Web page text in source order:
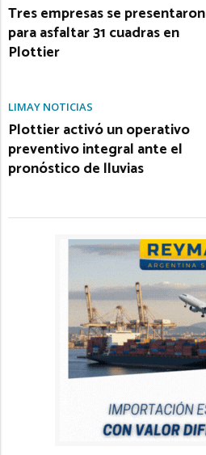
Tres empresas se presentaron
para asfaltar 31 cuadras en
Plottier
LIMAY NOTICIAS
Plottier activó un operativo
preventivo integral ante el
pronóstico de lluvias